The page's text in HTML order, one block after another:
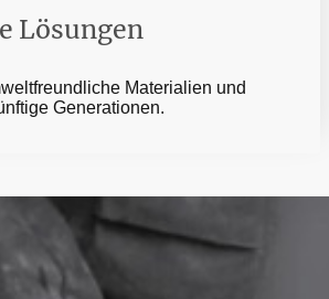
Lösungen
Materialien und
Generationen.